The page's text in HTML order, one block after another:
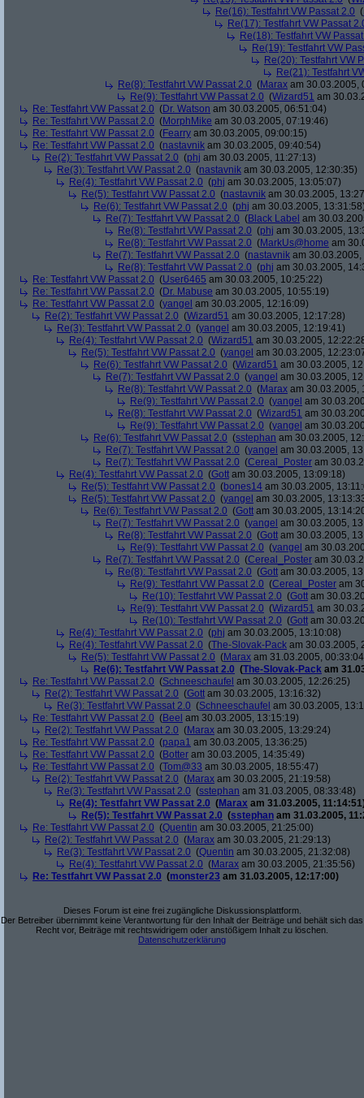
Re(16): Testfahrt VW Passat 2.0 (
Re(17): Testfahrt VW Passat
Re(18): Testfahrt VW
Re(19): Testfahrt VW
Re(20): Testfahrt VW
Re(21): Testfahrt
Re(8): Testfahrt VW Passat 2.0 (Marax am 30.03.2005,
Re(9): Testfahrt VW Passat 2.0 (Wizard51 am
Re: Testfahrt VW Passat 2.0 (Dr. Watson am 30.03.2005, 06:51:04)
Re: Testfahrt VW Passat 2.0 (MorphMike am 30.03.2005, 07:19:46)
Re: Testfahrt VW Passat 2.0 (Fearry am 30.03.2005, 09:00:15)
Re: Testfahrt VW Passat 2.0 (nastavnik am 30.03.2005, 09:40:54)
Re(2): Testfahrt VW Passat 2.0 (phj am 30.03.2005, 11:27:13)
Re(3): Testfahrt VW Passat 2.0 (nastavnik am 30.03.2005, 12:30:35)
Re(4): Testfahrt VW Passat 2.0 (phj am 30.03.2005, 13:05:07)
Re(5): Testfahrt VW Passat 2.0 (nastavnik am 30.03.2005,
Re(6): Testfahrt VW Passat 2.0 (phj am 30.03.2005,
Re(7): Testfahrt VW Passat 2.0 (Black Label am
Re(8): Testfahrt VW Passat 2.0 (phj am 30.03.2005,
Re(8): Testfahrt VW Passat 2.0 (MarkUs@home am
Re(7): Testfahrt VW Passat 2.0 (nastavnik am 30.03.2005,
Re(8): Testfahrt VW Passat 2.0 (phj am 30.03.2005,
Re: Testfahrt VW Passat 2.0 (User6465 am 30.03.2005, 10:25:22)
Re: Testfahrt VW Passat 2.0 (Dr. Mabuse am 30.03.2005, 10:55:19)
Re: Testfahrt VW Passat 2.0 (yangel am 30.03.2005, 12:16:09)
Re(2): Testfahrt VW Passat 2.0 (Wizard51 am 30.03.2005, 12:17:28)
Re(3): Testfahrt VW Passat 2.0 (yangel am 30.03.2005, 12:19:41)
Re(4): Testfahrt VW Passat 2.0 (Wizard51 am 30.03.2005,
Re(5): Testfahrt VW Passat 2.0 (yangel am 30.03.2005,
Re(6): Testfahrt VW Passat 2.0 (Wizard51 am 30.03.2005,
Re(7): Testfahrt VW Passat 2.0 (yangel am 30.03.2005,
Re(8): Testfahrt VW Passat 2.0 (Marax am 30.03.2005,
Re(9): Testfahrt VW Passat 2.0 (yangel am
Re(8): Testfahrt VW Passat 2.0 (Wizard51 am
Re(9): Testfahrt VW Passat 2.0 (yangel am
Re(6): Testfahrt VW Passat 2.0 (sstephan am 30.03.2005,
Re(7): Testfahrt VW Passat 2.0 (yangel am 30.03.2005,
Re(7): Testfahrt VW Passat 2.0 (Cereal_Poster am
Re(4): Testfahrt VW Passat 2.0 (Gott am 30.03.2005, 13:09:18)
Re(5): Testfahrt VW Passat 2.0 (bones14 am 30.03.2005,
Re(5): Testfahrt VW Passat 2.0 (yangel am 30.03.2005,
Re(6): Testfahrt VW Passat 2.0 (Gott am 30.03.2005,
Re(7): Testfahrt VW Passat 2.0 (yangel am 30.03.2005,
Re(8): Testfahrt VW Passat 2.0 (Gott am 30.03.2005,
Re(9): Testfahrt VW Passat 2.0 (yangel am
Re(7): Testfahrt VW Passat 2.0 (Cereal_Poster am
Re(8): Testfahrt VW Passat 2.0 (Gott am 30.03.2005,
Re(9): Testfahrt VW Passat 2.0 (Cereal_Poster am
Re(10): Testfahrt VW Passat 2.0 (Gott am
Re(9): Testfahrt VW Passat 2.0 (Wizard51 am
Re(10): Testfahrt VW Passat 2.0 (Gott am
Re(4): Testfahrt VW Passat 2.0 (phj am 30.03.2005, 13:10:08)
Re(4): Testfahrt VW Passat 2.0 (The-Slovak-Pack am 30.03.2005,
Re(5): Testfahrt VW Passat 2.0 (Marax am 31.03.2005,
Re(6): Testfahrt VW Passat 2.0 (The-Slovak-Pack am
Re: Testfahrt VW Passat 2.0 (Schneeschaufel am 30.03.2005, 12:26:25)
Re(2): Testfahrt VW Passat 2.0 (Gott am 30.03.2005, 13:16:32)
Re(3): Testfahrt VW Passat 2.0 (Schneeschaufel am 30.03.2005,
Re: Testfahrt VW Passat 2.0 (Beel am 30.03.2005, 13:15:19)
Re(2): Testfahrt VW Passat 2.0 (Marax am 30.03.2005, 13:29:24)
Re: Testfahrt VW Passat 2.0 (papa1 am 30.03.2005, 13:36:25)
Re: Testfahrt VW Passat 2.0 (Botter am 30.03.2005, 14:35:49)
Re: Testfahrt VW Passat 2.0 (Tom@33 am 30.03.2005, 18:55:47)
Re(2): Testfahrt VW Passat 2.0 (Marax am 30.03.2005, 21:19:58)
Re(3): Testfahrt VW Passat 2.0 (sstephan am 31.03.2005, 08:33:48)
Re(4): Testfahrt VW Passat 2.0 (Marax am 31.03.2005,
Re(5): Testfahrt VW Passat 2.0 (sstephan am 31.03.2005,
Re: Testfahrt VW Passat 2.0 (Quentin am 30.03.2005, 21:25:00)
Re(2): Testfahrt VW Passat 2.0 (Marax am 30.03.2005, 21:29:13)
Re(3): Testfahrt VW Passat 2.0 (Quentin am 30.03.2005, 21:32:08)
Re(4): Testfahrt VW Passat 2.0 (Marax am 30.03.2005, 21:35:56)
Re: Testfahrt VW Passat 2.0 (monster23 am 31.03.2005, 12:17:00)
Dieses Forum ist eine frei zugängliche Diskussionsplattform.
Der Betreiber übernimmt keine Verantwortung für den Inhalt der Beiträge und behält sich das
Recht vor, Beiträge mit rechtswidrigem oder anstößigem Inhalt zu löschen.
Datenschutzerklärung